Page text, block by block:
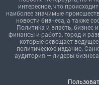
интересное, что
наиболее значимые
новости бизнеса, а также
Политика и власть, бизнес
финансы и работа, город и
которые освещает
политическое издание.
аудитория — лидеры